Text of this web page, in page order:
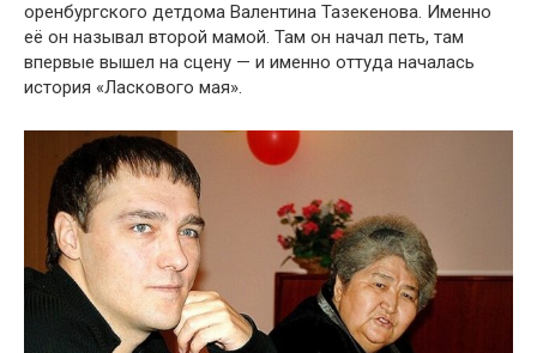
оренбургского детдома Валентина Тазекенова. Именно
её он называл второй мамой. Там он начал петь, там
впервые вышел на сцену — и именно оттуда началась
история «Ласкового мая».